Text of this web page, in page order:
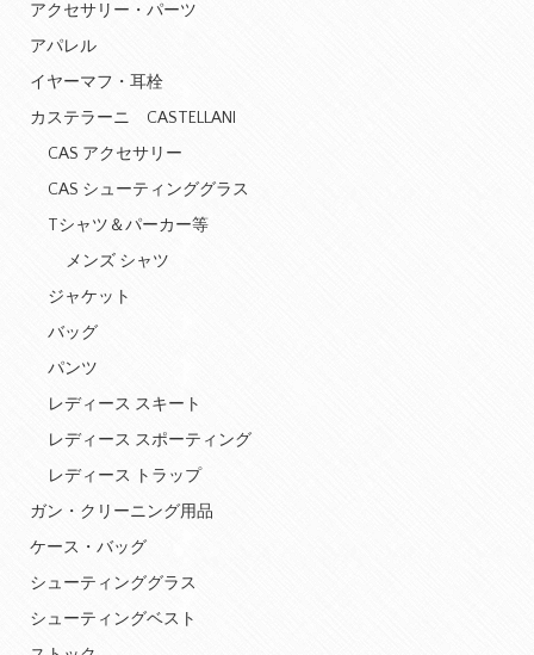
アクセサリー・パーツ
アパレル
イヤーマフ・耳栓
カステラーニ CASTELLANI
CAS アクセサリー
CAS シューティンググラス
Tシャツ＆パーカー等
メンズ シャツ
ジャケット
バッグ
パンツ
レディース スキート
レディース スポーティング
レディース トラップ
ガン・クリーニング用品
ケース・バッグ
シューティンググラス
シューティングベスト